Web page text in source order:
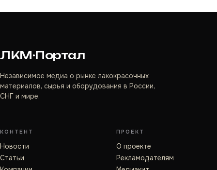
ЛКМ·Портал
Независимое медиа о рынке лакокрасочных
материалов, сырья и оборудования в России,
СНГ и мире.
КОНТЕНТ
Новости
Статьи
ПРОЕКТ
О проекте
Рекламодателям